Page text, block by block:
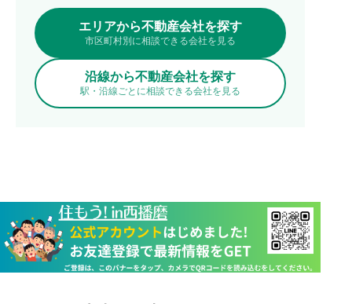
エリアから不動産会社を探す
市区町村別に相談できる会社を見る
沿線から不動産会社を探す
駅・沿線ごとに相談できる会社を見る